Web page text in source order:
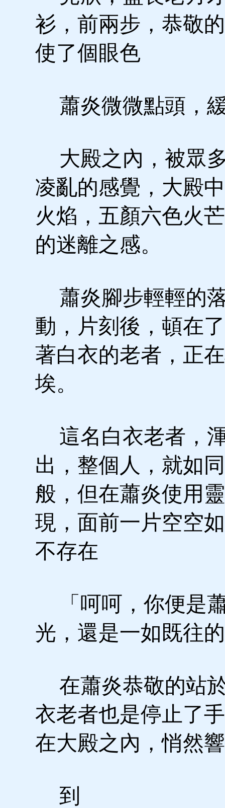
衫，前兩步，恭敬
使了個眼色
蕭炎微微點頭，
大殿之內，被眾
凌亂的感覺，大殿
火焰，五顏六色火
的迷離之感。
蕭炎腳步輕輕的
動，片刻後，頓在
著白衣的老者，正
埃。
這名白衣老者，
出，整個人，就如
般，但在蕭炎使用
現，面前一片空空
不存在
「呵呵，你便是
光，還是一如既往
在蕭炎恭敬的站
衣老者也是停止了
在大殿之內，悄然
到